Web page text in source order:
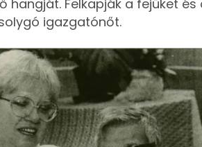
hangját. Felkapják a fejüket és
igazgatónőt.